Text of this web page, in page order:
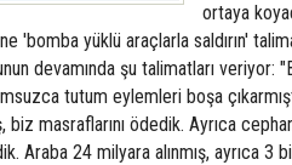
ortaya
'bomba yüklü araçlarla saldırın'
devamında şu talimatları veriyor:
tutum eylemleri boşa
masraflarını ödedik. Ayrıca
Araba 24 milyara alınmış, ayrıca 3